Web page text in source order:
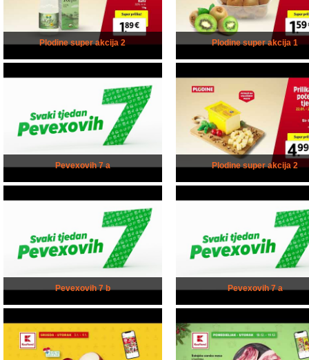
Plodine super akcija 2 Plodine super akcija 1
Pevexovih 7 a Plodine super akcija 2
Pevexovih 7 b Pevexovih 7 a